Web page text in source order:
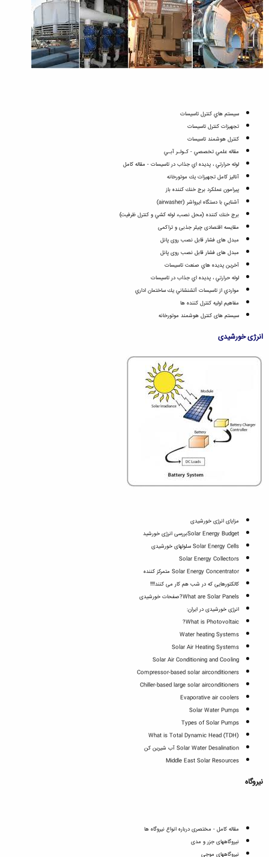
سيستم هاي كنترل تاسيسات
تجهيزات كنترل تاسيسات
كنترل هوشمند تاسيسات
مقاله علمي تخصصي - كـولـر آبـي
لوله حرارتي ، پديده اي جذاب در تاسيسات - مقاله كامل
آناليز كامل تجهيزات يك موتورخانه
پيرامون عملكرد برج خنك كننده باز
آشنايي با دستگاه ايرواشر (airwasher)
برج خنك كننده (محل نصب، لوله كشي و كنترل ظرفيت)
مقایسه اقتصادی چیلر جذبی و تراکمی
مبدل هاى فشار قابل نصب روى پانل
مبدل هاى فشار قابل نصب روى پانل
آخرين پديده هاي صنعت تاسيسات
لوله حرارتي ، پديده اي جذاب در تاسيسات
مواردي از تاسيسات آتشنشاني يك ساختمان اداري
مفاهيم اوليه كنترل كننده ها
سیستم های کنترل هوشمند موتورخانه
انرژی خورشیدی
مزایای انرژی خورشیدی
Solar Energy Budgetبررسی انرژی خورشید
Solar Energy Cells سلولهای خورشیدی
Solar Energy Collectors
Solar Energy Concentrator متمرکز کننده
کالکتورهایی که در شب هم کار می کنند!!!!
What are Solar Panels?صفحات خورشیدی
انرژی خورشیدی در ایران:
What is Photovoltaic?
Water heating Systems
Solar Air Heating Systems
Solar Air Conditioning and Cooling
Compressor-based solar airconditioners
Chiller-based large solar airconditioners
Evaporative air coolers
Solar Water Pumps
Types of Solar Pumps
What is Total Dynamic Head (TDH)
Solar Water Desalination آب شیرین کن
Middle East Solar Resources
نیروگاه
مقاله کامل - مختصری درباره انواع نیروگاه ها
نیروگاههای جزر و مدی
نیروگاههای موجی